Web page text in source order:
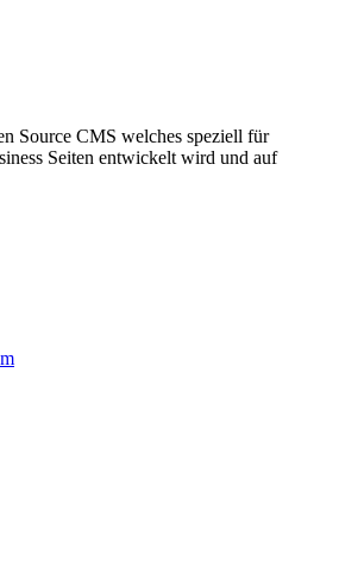
Source CMS welches speziell für
Seiten entwickelt wird und auf